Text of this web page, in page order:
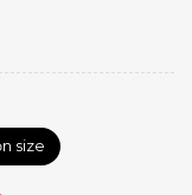
size